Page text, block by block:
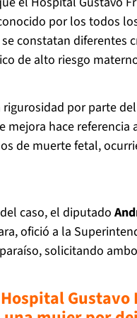
por los todos
constatan diferentes
de alto riesgo
por parte
mejora hace referencia
de muerte fetal,
caso, el diputado
ofició a la
solicitando
Hospital Gustavo